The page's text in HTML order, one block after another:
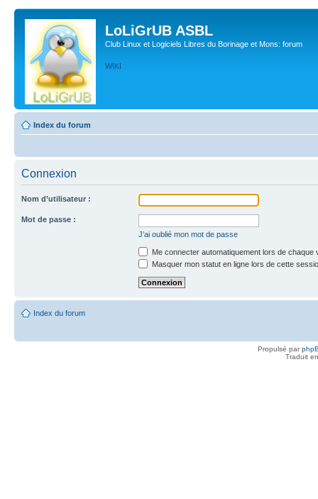
LoLiGrUB ASBL
Club Linux et Logiciels Libres du Borinage et Mons: forum
WIKI
Index du forum
Connexion
Nom d’utilisateur :
Mot de passe :
J’ai oublié mon mot de passe
Me connecter automatiquement lors de chaque
Masquer mon statut en ligne lors de cette
Index du forum
Propulsé par
Traduit